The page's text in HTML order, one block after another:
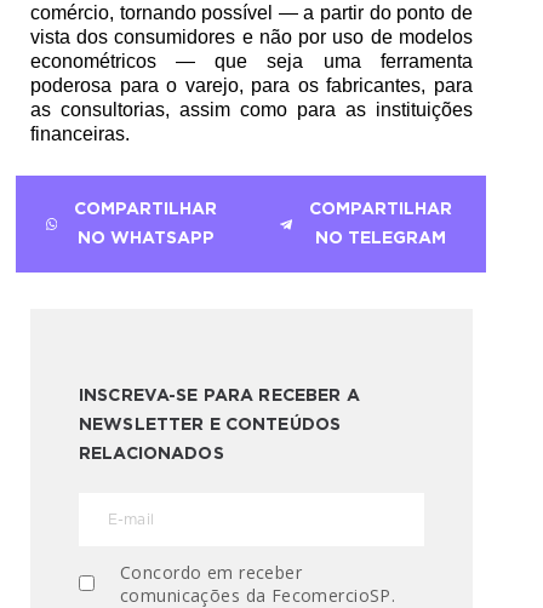
comércio, tornando possível — a partir do ponto de
vista dos consumidores e não por uso de modelos
econométricos — que seja uma ferramenta
poderosa para o varejo, para os fabricantes, para
as consultorias, assim como para as instituições
financeiras.
COMPARTILHAR
NO WHATSAPP
COMPARTILHAR
NO TELEGRAM
INSCREVA-SE PARA RECEBER A
NEWSLETTER E CONTEÚDOS
RELACIONADOS
Concordo em receber
comunicações da FecomercioSP.